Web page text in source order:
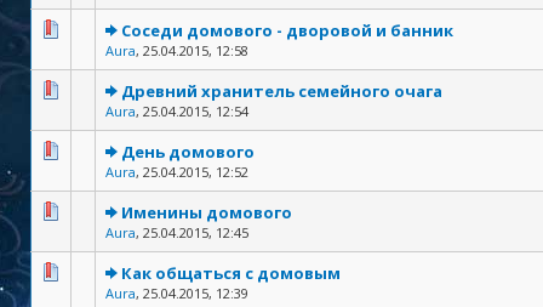
Соседи домового - дворовой и банник
Aura, 25.04.2015, 12:58
Древний хранитель семейного очага
Aura, 25.04.2015, 12:54
День домового
Aura, 25.04.2015, 12:52
Именины домового
Aura, 25.04.2015, 12:45
Как общаться с домовым
Aura, 25.04.2015, 12:39